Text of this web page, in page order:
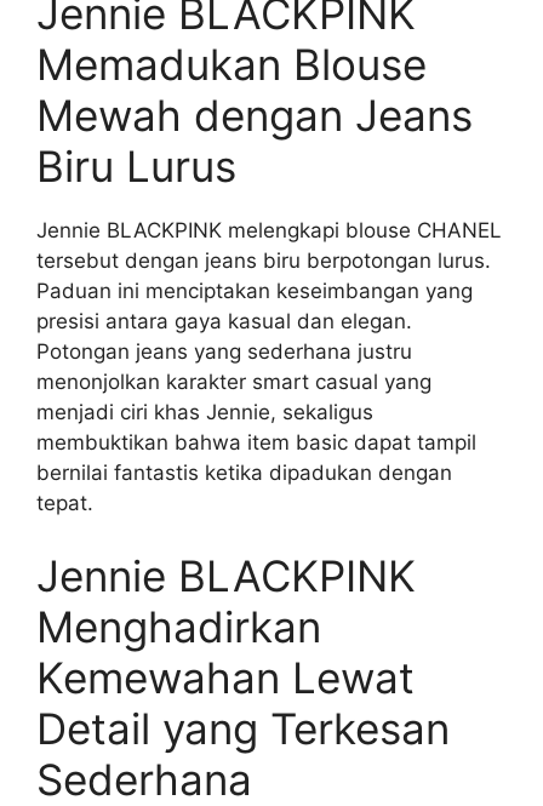
Jennie BLACKPINK
Memadukan Blouse
Mewah dengan Jeans
Biru Lurus
Jennie BLACKPINK melengkapi blouse CHANEL
tersebut dengan jeans biru berpotongan lurus.
Paduan ini menciptakan keseimbangan yang
presisi antara gaya kasual dan elegan.
Potongan jeans yang sederhana justru
menonjolkan karakter smart casual yang
menjadi ciri khas Jennie, sekaligus
membuktikan bahwa item basic dapat tampil
bernilai fantastis ketika dipadukan dengan
tepat.
Jennie BLACKPINK
Menghadirkan
Kemewahan Lewat
Detail yang Terkesan
Sederhana